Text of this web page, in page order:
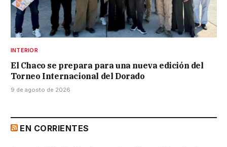
INTERIOR
El Chaco se prepara para una nueva edición del
Torneo Internacional del Dorado
9 de agosto de 2026
EN CORRIENTES